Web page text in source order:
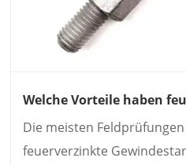
Welche Vorteile haben
gegenüber farbig
Die meisten
feuerverzinkte